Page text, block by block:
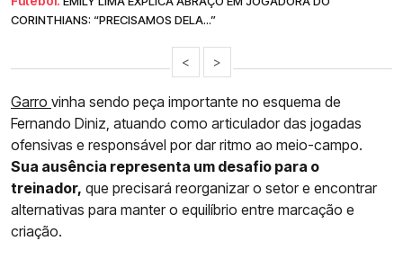
CORINTHIANS: “PRECISAMOS DELA...”
< >
Garro vinha sendo peça importante no esquema de
Fernando Diniz, atuando como articulador das jogadas
ofensivas e responsável por dar ritmo ao meio-campo.
Sua ausência representa um desafio para o
treinador, que precisará reorganizar o setor e encontrar
alternativas para manter o equilíbrio entre marcação e
criação.